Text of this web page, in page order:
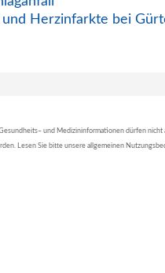
und Herzinfarkte bei
und Medizininformationen dürfen nicht
Lesen Sie bitte unsere allgemeinen